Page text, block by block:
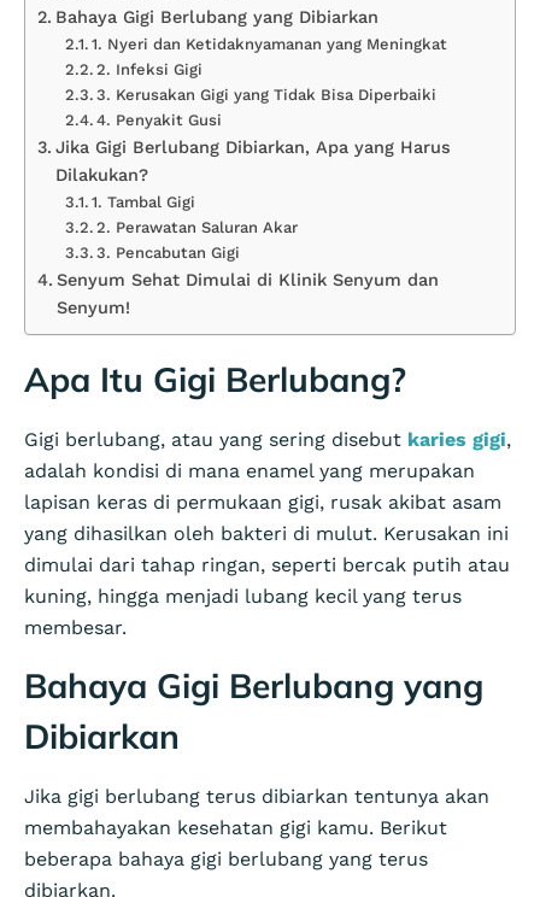
Bahaya Gigi Berlubang yang Dibiarkan
1. Nyeri dan Ketidaknyamanan yang Meningkat
2. Infeksi Gigi
3. Kerusakan Gigi yang Tidak Bisa Diperbaiki
4. Penyakit Gusi
Jika Gigi Berlubang Dibiarkan, Apa yang Harus
Dilakukan?
1. Tambal Gigi
2. Perawatan Saluran Akar
3. Pencabutan Gigi
Senyum Sehat Dimulai di Klinik Senyum dan
Senyum!
Apa Itu Gigi Berlubang?
Gigi berlubang, atau yang sering disebut karies gigi,
adalah kondisi di mana enamel yang merupakan
lapisan keras di permukaan gigi, rusak akibat asam
yang dihasilkan oleh bakteri di mulut. Kerusakan ini
dimulai dari tahap ringan, seperti bercak putih atau
kuning, hingga menjadi lubang kecil yang terus
membesar.
Bahaya Gigi Berlubang yang
Dibiarkan
Jika gigi berlubang terus dibiarkan tentunya akan
membahayakan kesehatan gigi kamu. Berikut
beberapa bahaya gigi berlubang yang terus
dibiarkan.